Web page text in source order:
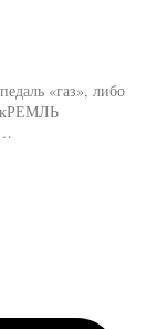
«газ», либо
кРЕМЛЬ